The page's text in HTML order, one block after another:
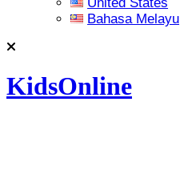
Bahasa Melayu
KidsOnline